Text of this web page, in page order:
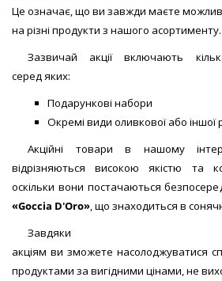
Це означає, що ви завжди маєте
на різні продукти з нашого асортименту.
Зазвичай акції включають
серед яких:
Подарункові набори
Окремі види оливкової або іншої
Акційні товари в нашому
відрізняються високою якістю та
оскільки вони постачаються
«Goccia D'Oro» , що знаходиться в
Завдяки
акціям ви зможете насолоджуватися
продуктами за вигідними цінами, не